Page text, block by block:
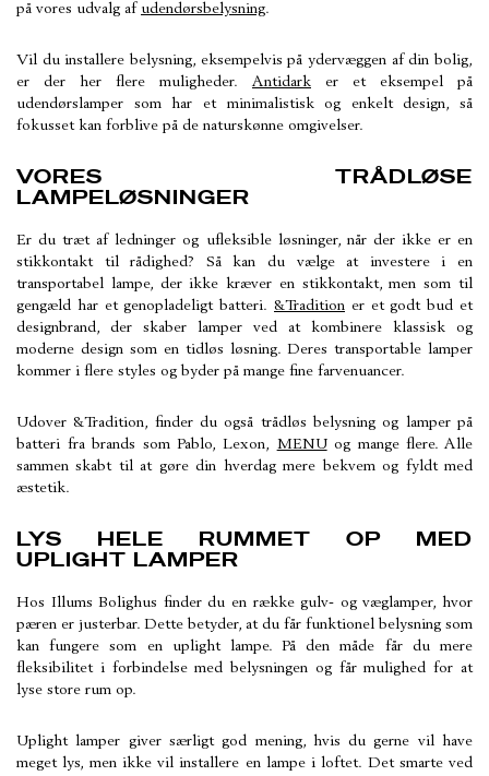
på vores udvalg af udendørsbelysning.
Vil du installere belysning, eksempelvis på ydervæggen af din bolig,
er der her flere muligheder. Antidark er et eksempel på
udendørslamper som har et minimalistisk og enkelt design, så
fokusset kan forblive på de naturskønne omgivelser.
VORES TRÅDLØSE
LAMPELØSNINGER
Er du træt af ledninger og ufleksible løsninger, når der ikke er en
stikkontakt til rådighed? Så kan du vælge at investere i en
transportabel lampe, der ikke kræver en stikkontakt, men som til
gengæld har et genopladeligt batteri. &Tradition er et godt bud et
designbrand, der skaber lamper ved at kombinere klassisk og
moderne design som en tidløs løsning. Deres transportable lamper
kommer i flere styles og byder på mange fine farvenuancer.
Udover &Tradition, finder du også trådløs belysning og lamper på
batteri fra brands som Pablo, Lexon, MENUog mange flere. Alle
sammen skabt til at gøre din hverdag mere bekvem og fyldt med
æstetik.
LYS HELE RUMMET OP MED
UPLIGHT LAMPER
Hos Illums Bolighus finder du en række gulv- og væglamper, hvor
pæren er justerbar. Dette betyder, at du får funktionel belysning som
kan fungere som en uplight lampe. På den måde får du mere
fleksibilitet i forbindelse med belysningen og får mulighed for at
lyse store rum op.
Uplight lamper giver særligt god mening, hvis du gerne vil have
meget lys, men ikke vil installere en lampe i loftet. Det smarte ved